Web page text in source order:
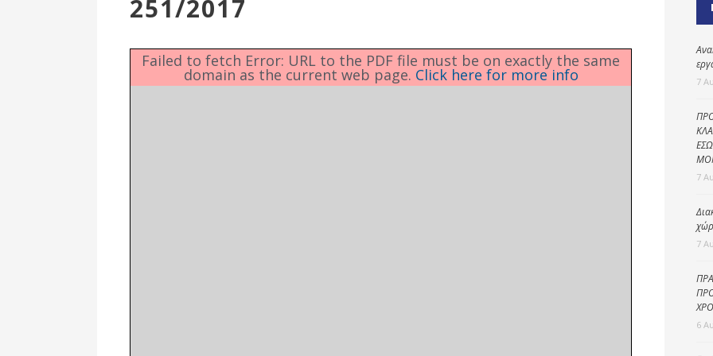
Επιτροπή
Ενότητες
Δημοτική
αστυνομία
251/2017
Failed to fetch Error: URL to the PDF file must be on exactly the same
domain as the current web page. Click here for more info 7
7
7
6